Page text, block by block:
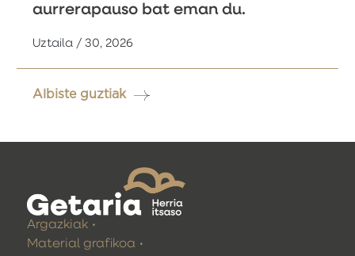
aurrerapauso bat eman du.
Uztaila / 30, 2026
Albiste guztiak
Argazkiak
Material grafikoa